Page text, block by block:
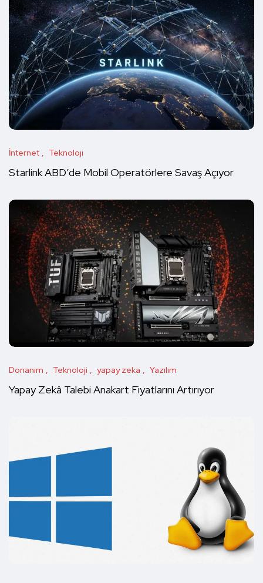
İnternet Teknoloji
Starlink ABD’de Mobil Operatörlere Savaş Açıyor
Donanım Teknoloji yapay zeka Yazılım
Yapay Zekâ Talebi Anakart Fiyatlarını Artırıyor